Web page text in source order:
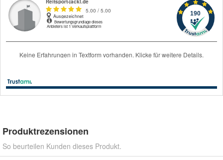
Produktrezensionen
So beurteilen Kunden dieses Produkt.